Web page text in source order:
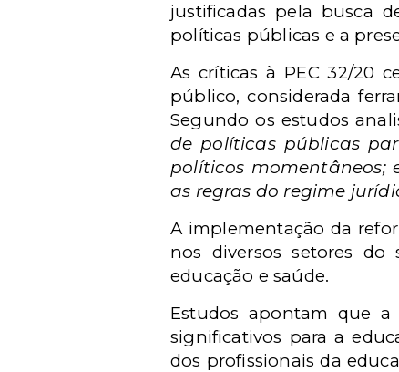
justificadas pela busca
políticas públicas e a
As críticas à PEC 32/20
público, considerada
Segundo os estudos
de políticas públicas
políticos momentâneos;
as regras do regime
A implementação da
nos diversos setores do
educação e saúde.
Estudos apontam que
significativos para a
dos profissionais da